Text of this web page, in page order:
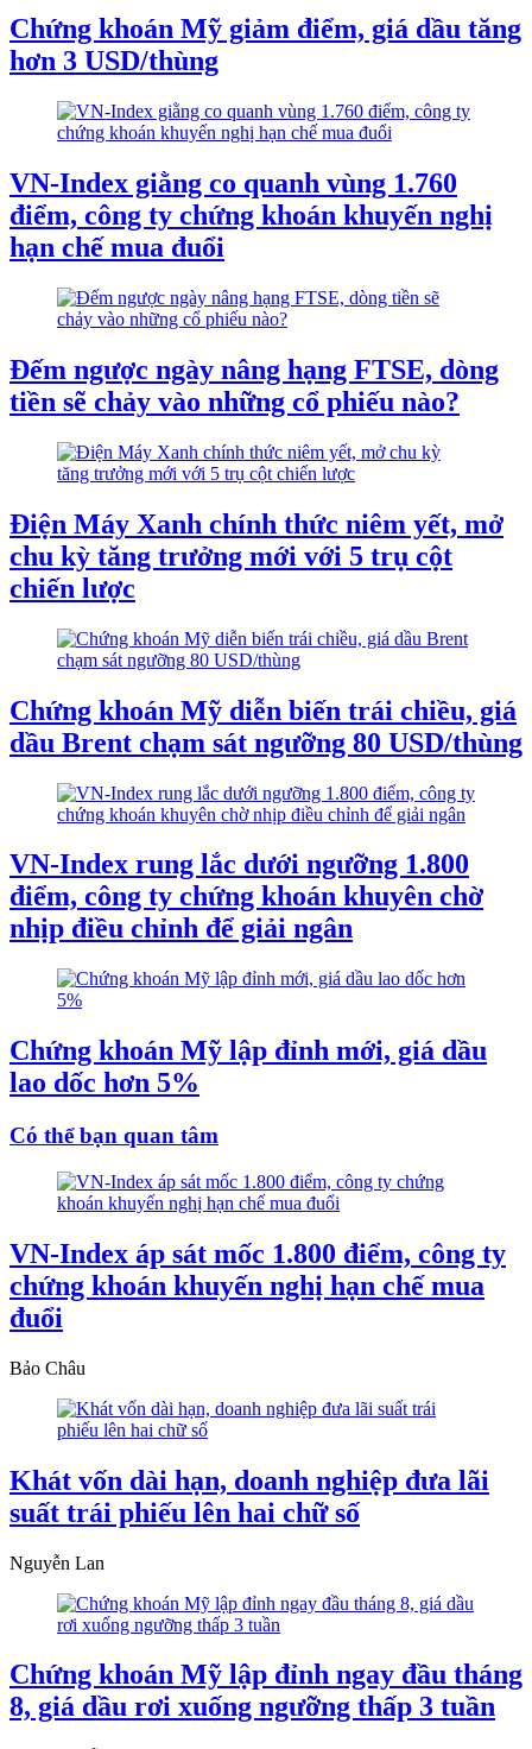
Chứng khoán Mỹ giảm điểm, giá dầu tăng
hơn 3 USD/thùng
VN-Index giằng co quanh vùng 1.760
điểm, công ty chứng khoán khuyến nghị
hạn chế mua đuổi
Đếm ngược ngày nâng hạng FTSE, dòng
tiền sẽ chảy vào những cổ phiếu nào?
Điện Máy Xanh chính thức niêm yết, mở
chu kỳ tăng trưởng mới với 5 trụ cột
chiến lược
Chứng khoán Mỹ diễn biến trái chiều, giá
dầu Brent chạm sát ngưỡng 80 USD/thùng
VN-Index rung lắc dưới ngưỡng 1.800
điểm, công ty chứng khoán khuyên chờ
nhịp điều chỉnh để giải ngân
Chứng khoán Mỹ lập đỉnh mới, giá dầu
lao dốc hơn 5%
Có thể bạn quan tâm
VN-Index áp sát mốc 1.800 điểm, công ty
chứng khoán khuyến nghị hạn chế mua
đuổi
Bảo Châu
Khát vốn dài hạn, doanh nghiệp đưa lãi
suất trái phiếu lên hai chữ số
Nguyễn Lan
Chứng khoán Mỹ lập đỉnh ngay đầu tháng
8, giá dầu rơi xuống ngưỡng thấp 3 tuần